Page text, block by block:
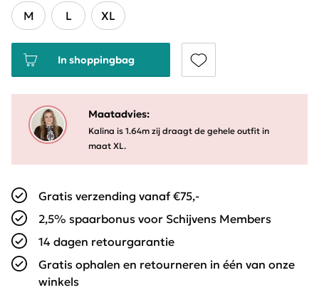
M
L XL
In shoppingbag
Maatadvies:
Kalina is 1.64m zij draagt de gehele outfit in
maat XL.
Gratis verzending vanaf €75,-
2,5% spaarbonus voor Schijvens Members
14 dagen retourgarantie
Gratis ophalen en retourneren in één van onze
winkels